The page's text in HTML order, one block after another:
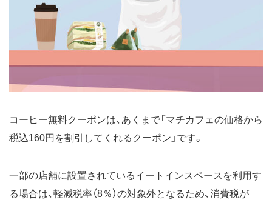
コーヒー無料クーポンは、あくまで「マチカフェの価格から
税込160円を割引してくれるクーポン」です。
一部の店舗に設置されているイートインスペースを利用す
る場合は、軽減税率（8％）の対象外となるため、消費税が